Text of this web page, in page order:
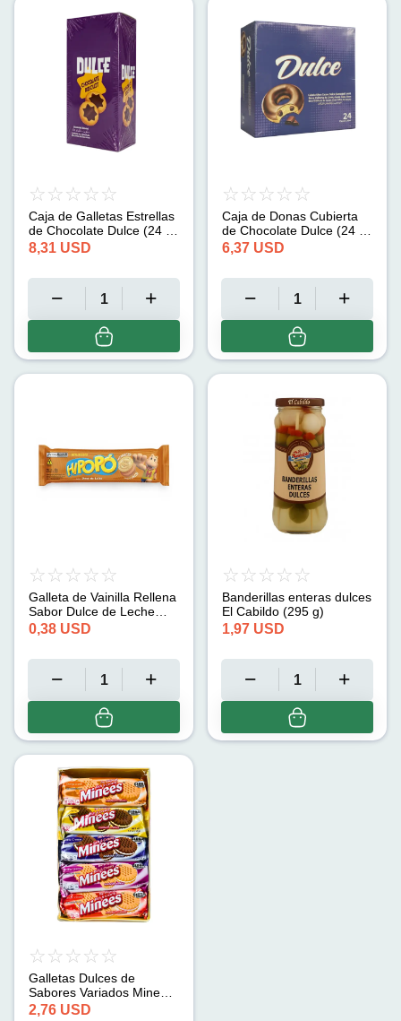
Caja de Galletas Estrellas
de Chocolate Dulce (24 x
60g)
8,31 USD
Caja de Donas Cubierta
de Chocolate Dulce (24 x
40g)
6,37 USD
Galleta de Vainilla Rellena
Sabor Dulce de Leche
Hipopo (80 g)
0,38 USD
Banderillas enteras dulces
El Cabildo (295 g)
1,97 USD
Galletas Dulces de
Sabores Variados Minees
(35g x 10 pqts)
2,76 USD